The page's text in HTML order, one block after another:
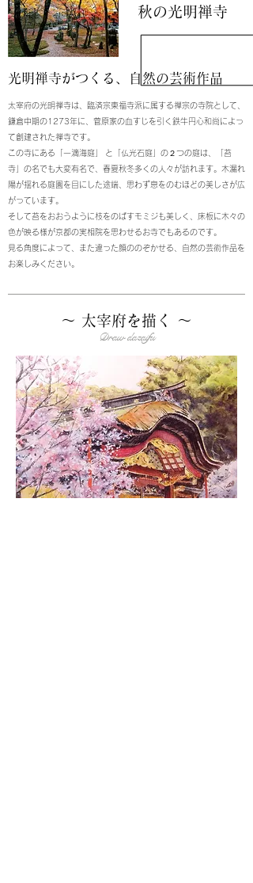
秋の光明禅寺
光明禅寺がつくる、自然の芸術作品
太宰府の光明禅寺は、臨済宗東福寺派に属する禅宗の寺院として、
鎌倉中期の1273年に、菅原家の血すじを引く鉄牛円心和尚によっ
て創建された禅寺です。
この寺にある「一滴海庭」 と「仏光石庭」の２つの庭は、「苔
寺」の名でも大変有名で、春夏秋冬多くの人々が訪れます。木漏れ
陽が揺れる庭園を目にした途端、思わず息をのむほどの美しさが広
がっています。
そして苔をおおうように枝をのばすモミジも美しく、床板に木々の
色が映る様が京都の実相院を思わせるお寺でもあるのです。
見る角度によって、また違った顔ののぞかせる、自然の芸術作品を
お楽しみください。
～ 太宰府を描く ～
Draw dazaifu